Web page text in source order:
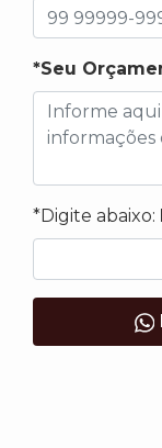
*Seu
*Digite abaixo: